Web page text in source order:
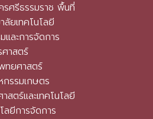
รศรีธรรมราช พื้นที่
ยเทคโนโลยี
และการจัดการ
าสตร์
ทยศาสตร์
รรมเกษตร
สตร์และเทคโนโลยี
ลยีการจัดการ